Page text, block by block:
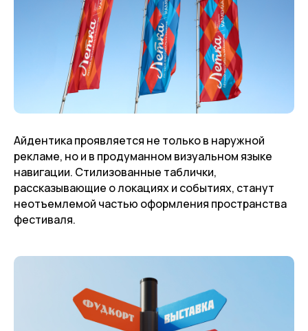
Айдентика проявляется не только в наружной
рекламе, но и в продуманном визуальном языке
навигации. Стилизованные таблички,
рассказывающие о локациях и событиях, станут
неотъемлемой частью оформления пространства
фестиваля.